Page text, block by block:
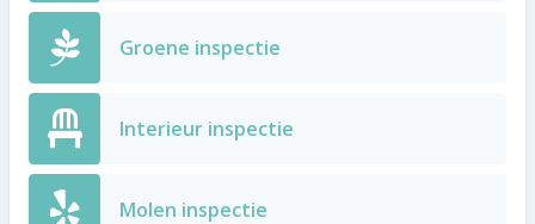
Groene inspectie
Interieur inspectie
Molen inspectie